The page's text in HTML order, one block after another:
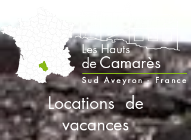
Les Hauts
deCamarès
Sud Aveyron - France
Locations de
vacances